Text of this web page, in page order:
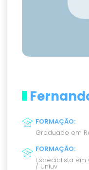
FORMAÇÃO:
Graduado em
FORMAÇÃO:
Especialista
/ Uniuv